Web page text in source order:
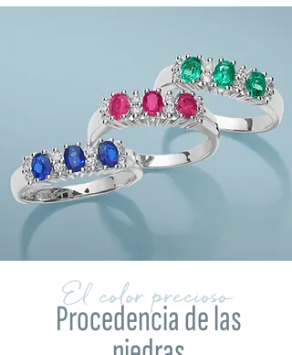
El color precioso
Procedencia de las